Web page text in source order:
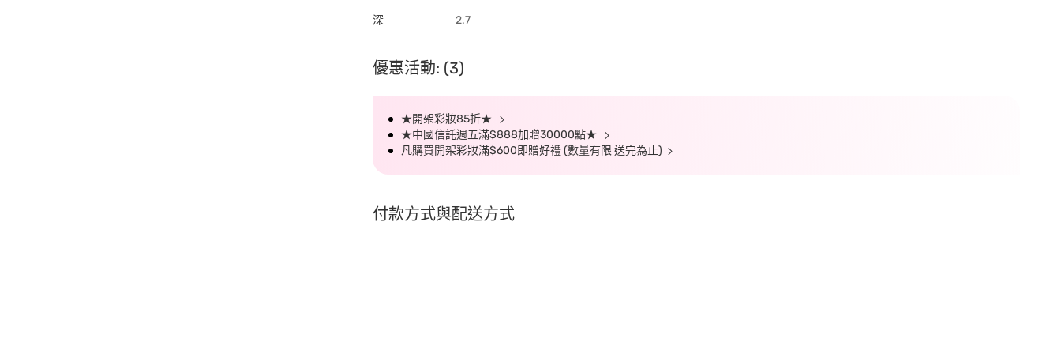
深 2.7
優惠活動: (3)
★開架彩妝85折★
★中國信託週五滿$888加贈30000點★
凡購買開架彩妝滿$600即贈好禮 (數量有限 送完為止)
付款方式與配送方式